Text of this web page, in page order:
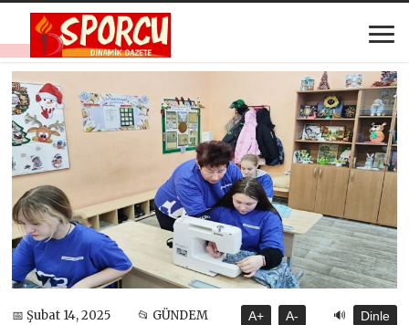
📅 Şubat 14, 2025 📂 GÜNDEM A+ A- 🔊 Dinle